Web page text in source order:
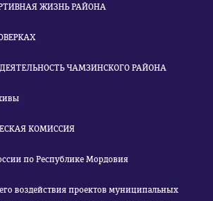
ЖИЗНЬ РАЙОНА
ЧАМЗИНСКОГО РАЙОНА
КОМИССИЯ
по Республике Мордовия
воздействия проектов муниципальных